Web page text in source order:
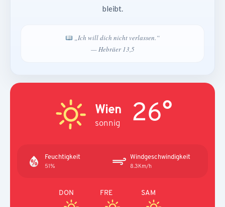
bleibt.
„Ich will dich nicht verlassen.“
— Hebräer 13,5
Wien
sonnig 26°
Feuchtigkeit
51%
Windgeschwindigkeit
8.3Km/h
DON FRE SAM